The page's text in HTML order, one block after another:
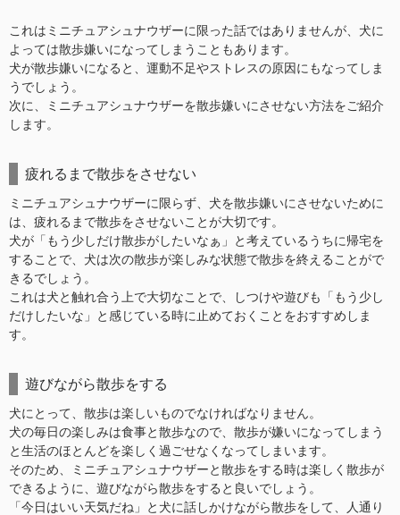
これはミニチュアシュナウザーに限った話ではありませんが、犬に
よっては散歩嫌いになってしまうこともあります。
犬が散歩嫌いになると、運動不足やストレスの原因にもなってしま
うでしょう。
次に、ミニチュアシュナウザーを散歩嫌いにさせない方法をご紹介
します。
疲れるまで散歩をさせない
ミニチュアシュナウザーに限らず、犬を散歩嫌いにさせないために
は、疲れるまで散歩をさせないことが大切です。
犬が「もう少しだけ散歩がしたいなぁ」と考えているうちに帰宅を
することで、犬は次の散歩が楽しみな状態で散歩を終えることがで
きるでしょう。
これは犬と触れ合う上で大切なことで、しつけや遊びも「もう少し
だけしたいな」と感じている時に止めておくことをおすすめしま
す。
遊びながら散歩をする
犬にとって、散歩は楽しいものでなければなりません。
犬の毎日の楽しみは食事と散歩なので、散歩が嫌いになってしまう
と生活のほとんどを楽しく過ごせなくなってしまいます。
そのため、ミニチュアシュナウザーと散歩をする時は楽しく散歩が
できるように、遊びながら散歩をすると良いでしょう。
「今日はいい天気だね」と犬に話しかけながら散歩をして、人通り